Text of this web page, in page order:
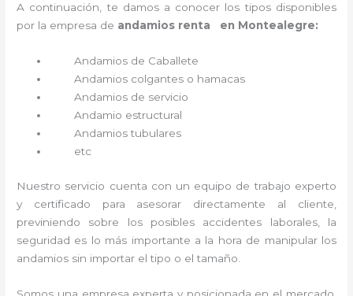
A continuación, te damos a conocer los tipos disponibles
por la empresa de andamios renta en Montealegre:
Andamios de Caballete
Andamios colgantes o hamacas
Andamios de servicio
Andamio estructural
Andamios tubulares
etc
Nuestro servicio cuenta con un equipo de trabajo experto
y certificado para asesorar directamente al cliente,
previniendo sobre los posibles accidentes laborales, la
seguridad es lo más importante a la hora de manipular los
andamios sin importar el tipo o el tamaño.
Somos una empresa experta y posicionada en el mercado,